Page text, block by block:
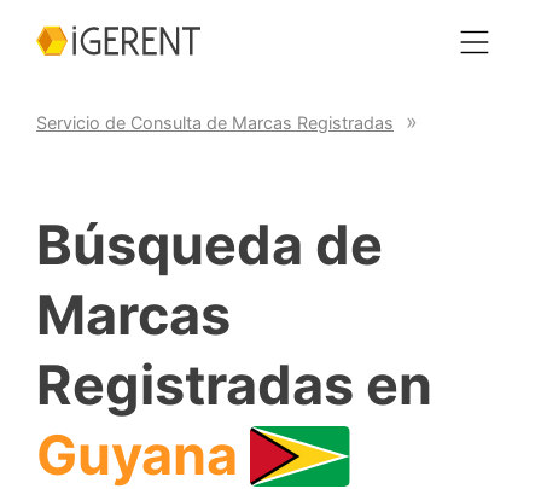
Servicio de Consulta de Marcas Registradas
Búsqueda de
Marcas
Registradas en
Guyana